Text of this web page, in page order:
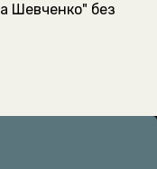
Шевченко" без